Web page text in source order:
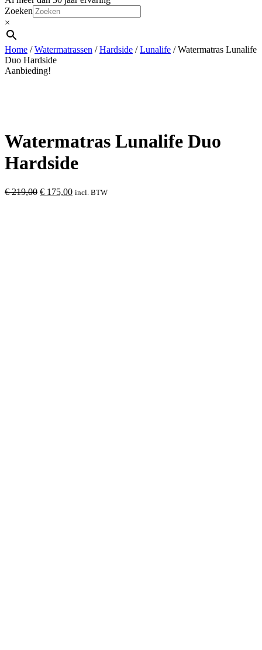
Zoeken
×
Home /Watermatrassen /Hardside /Lunalife / Watermatras Lunalife
Duo Hardside
Aanbieding!
Watermatras Lunalife Duo
Hardside
€219,00 Oorspronkelijke
€ 175,00Huidige
incl. BTW